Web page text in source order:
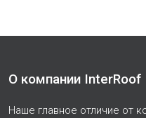
О компании InterRoof
Наше главное отличие от